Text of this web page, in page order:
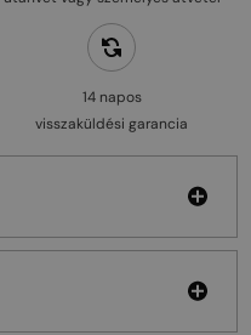
14 napos
visszaküldési garancia